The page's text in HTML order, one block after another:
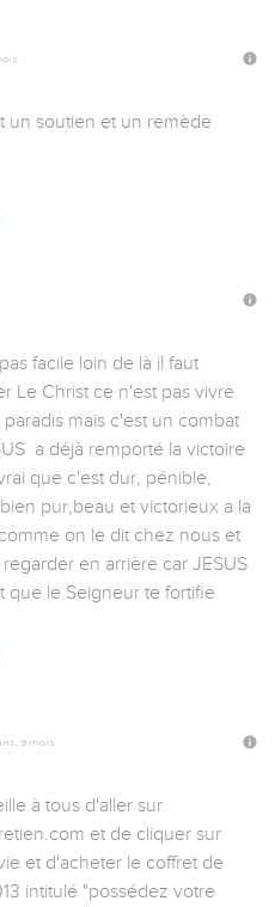
un soutien et un remède
facile loin de là il faut
Le Christ ce n'est pas vivre
mais c'est un combat
a déjà remporté la victoire
que c'est dur, pénible,
pur,beau et victorieux a la
on le dit chez nous et
en arrière car JESUS
que le Seigneur te fortifie
9 mois
à tous d'aller sur
et de cliquer sur
et d'acheter le coffret de
intitulé "possédez votre